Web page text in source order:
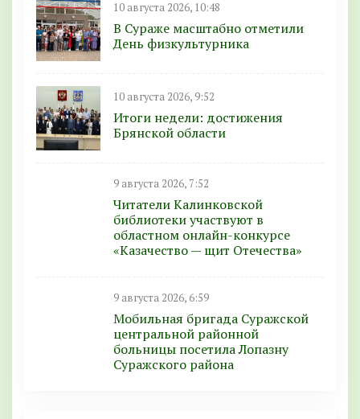
10 августа 2026, 10:48
В Сураже масштабно отметили
День физкультурника
10 августа 2026, 9:52
Итоги недели: достижения
Брянской области
9 августа 2026, 7:52
Читатели Калинковской
библиотеки участвуют в
областном онлайн-конкурсе
«Казачество — щит Отечества»
9 августа 2026, 6:59
Мобильная бригада Суражской
центральной районной
больницы посетила Лопазну
Суражского района